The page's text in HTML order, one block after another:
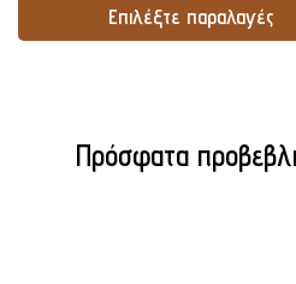
Επιλέξτε παραλαγές
Πρόσφατα